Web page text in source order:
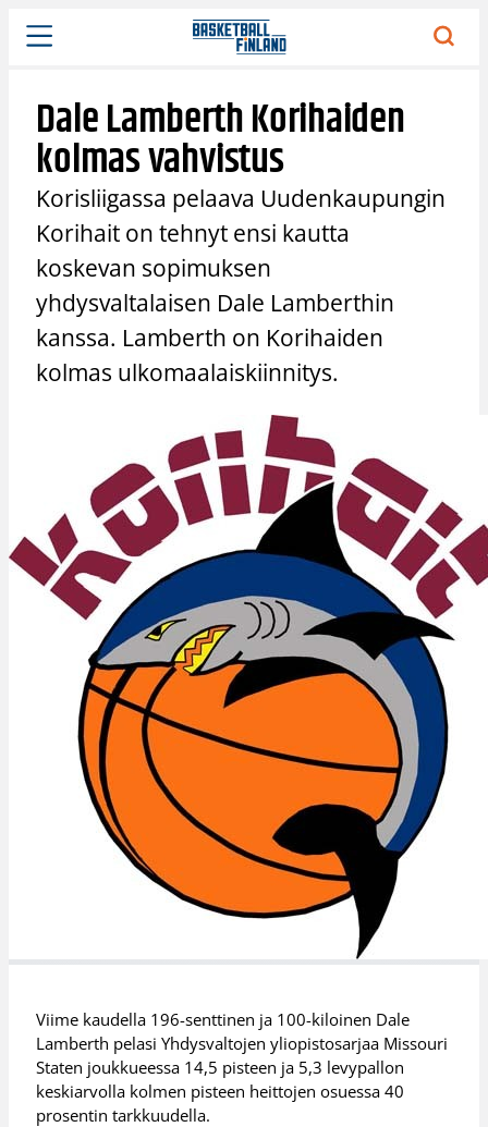
Siirry
sisältöön
Dale Lamberth Korihaiden
kolmas vahvistus
Korisliigassa pelaava Uudenkaupungin
Korihait on tehnyt ensi kautta
koskevan sopimuksen
yhdysvaltalaisen Dale Lamberthin
kanssa. Lamberth on Korihaiden
kolmas ulkomaalaiskiinnitys.
Viime kaudella 196-senttinen ja 100-kiloinen Dale
Lamberth pelasi Yhdysvaltojen yliopistosarjaa Missouri
Staten joukkueessa 14,5 pisteen ja 5,3 levypallon
keskiarvolla kolmen pisteen heittojen osuessa 40
prosentin tarkkuudella.